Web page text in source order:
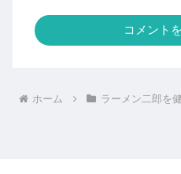
コメント
ホーム ラーメン二郎を